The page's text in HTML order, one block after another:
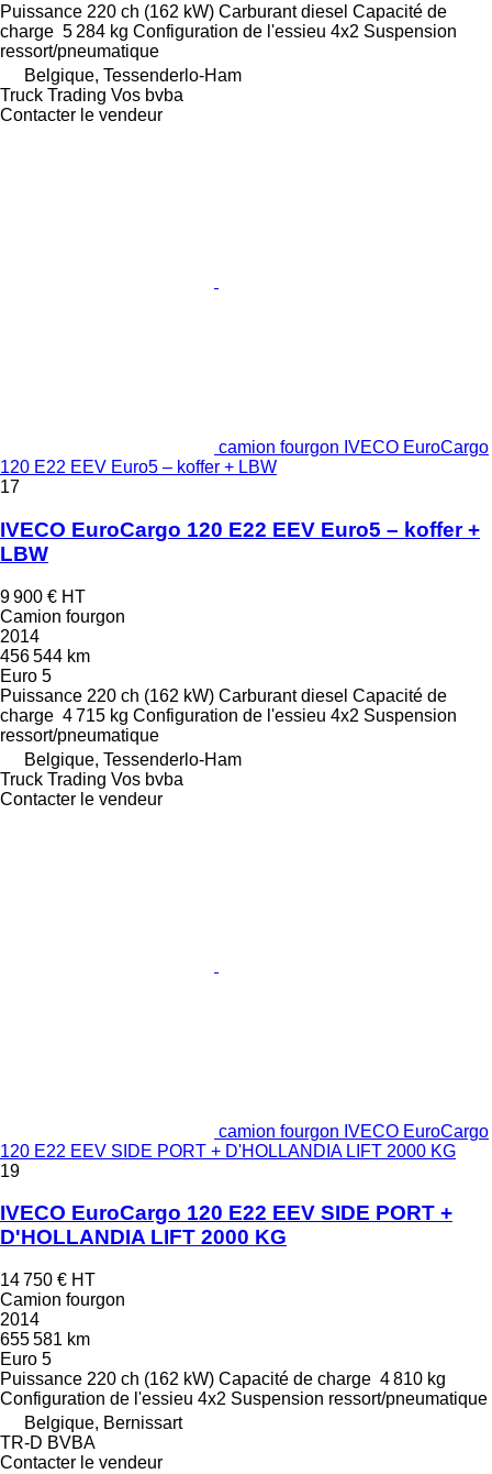
Puissance 220 ch (162 kW) Carburant diesel Capacité de
charge 5 284 kg Configuration de l'essieu 4x2 Suspension
ressort/pneumatique
Belgique, Tessenderlo-Ham
Truck Trading Vos bvba
Contacter le vendeur
camion fourgon IVECO EuroCargo
120 E22 EEV Euro5 – koffer + LBW
17
IVECO EuroCargo 120 E22 EEV Euro5 – koffer +
LBW
9 900 € HT
Camion fourgon
2014
456 544 km
Euro 5
Puissance 220 ch (162 kW) Carburant diesel Capacité de
charge 4 715 kg Configuration de l'essieu 4x2 Suspension
ressort/pneumatique
Belgique, Tessenderlo-Ham
Truck Trading Vos bvba
Contacter le vendeur
camion fourgon IVECO EuroCargo
120 E22 EEV SIDE PORT + D'HOLLANDIA LIFT 2000 KG
19
IVECO EuroCargo 120 E22 EEV SIDE PORT +
D'HOLLANDIA LIFT 2000 KG
14 750 € HT
Camion fourgon
2014
655 581 km
Euro 5
Puissance 220 ch (162 kW) Capacité de charge 4 810 kg
Configuration de l'essieu 4x2 Suspension ressort/pneumatique
Belgique, Bernissart
TR-D BVBA
Contacter le vendeur